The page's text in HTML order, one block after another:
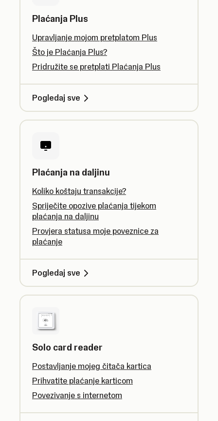
Plaćanja Plus
Upravljanje mojom pretplatom Plus
Što je Plaćanja Plus?
Pridružite se pretplati Plaćanja Plus
Pogledaj sve
Plaćanja na daljinu
Koliko koštaju transakcije?
Spriječite opozive plaćanja tijekom
plaćanja na daljinu
Provjera statusa moje poveznice za
plaćanje
Pogledaj sve
Solo card reader
Postavljanje mojeg čitača kartica
Prihvatite plaćanje karticom
Povezivanje s internetom